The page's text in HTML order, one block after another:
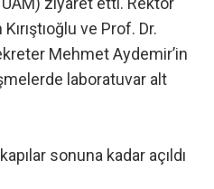
ve Prof. Dr.
Mehmet Aydemir’in
laboratuvar alt
sonuna kadar açıldı